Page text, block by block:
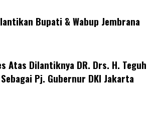
Bupati & Wabup Jembrana
Atas Dilantiknya DR. Drs. H. Teguh
Pj. Gubernur DKI Jakarta